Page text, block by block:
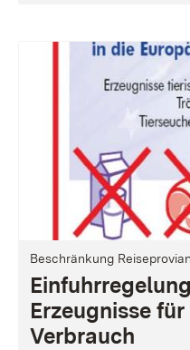
Beschränkung
Erzeugnisse
Verbrauch